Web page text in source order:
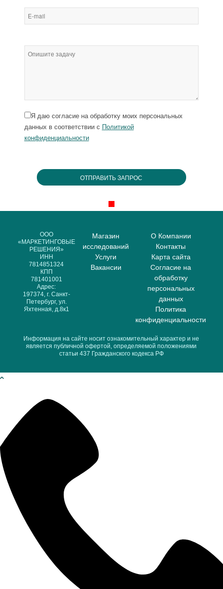
Я даю согласие на обработку моих персональных
данных в соответствии с Политикой
конфиденциальности
ООО
«МАРКЕТИНГОВЫЕ
РЕШЕНИЯ»
ИНН
7814851324
КПП
781401001
Адрес:
197374, г. Санкт-
Петербург, ул.
Яхтенная, д.8к1
Магазин
исследований
Услуги
Вакансии
О Компании
Контакты
Карта сайта
Согласие на
обработку
персональных
данных
Политика
конфиденциальности
Информация на сайте носит ознакомительный характер и не
является публичной офертой, определяемой положениями
статьи 437 Гражданского кодекса РФ